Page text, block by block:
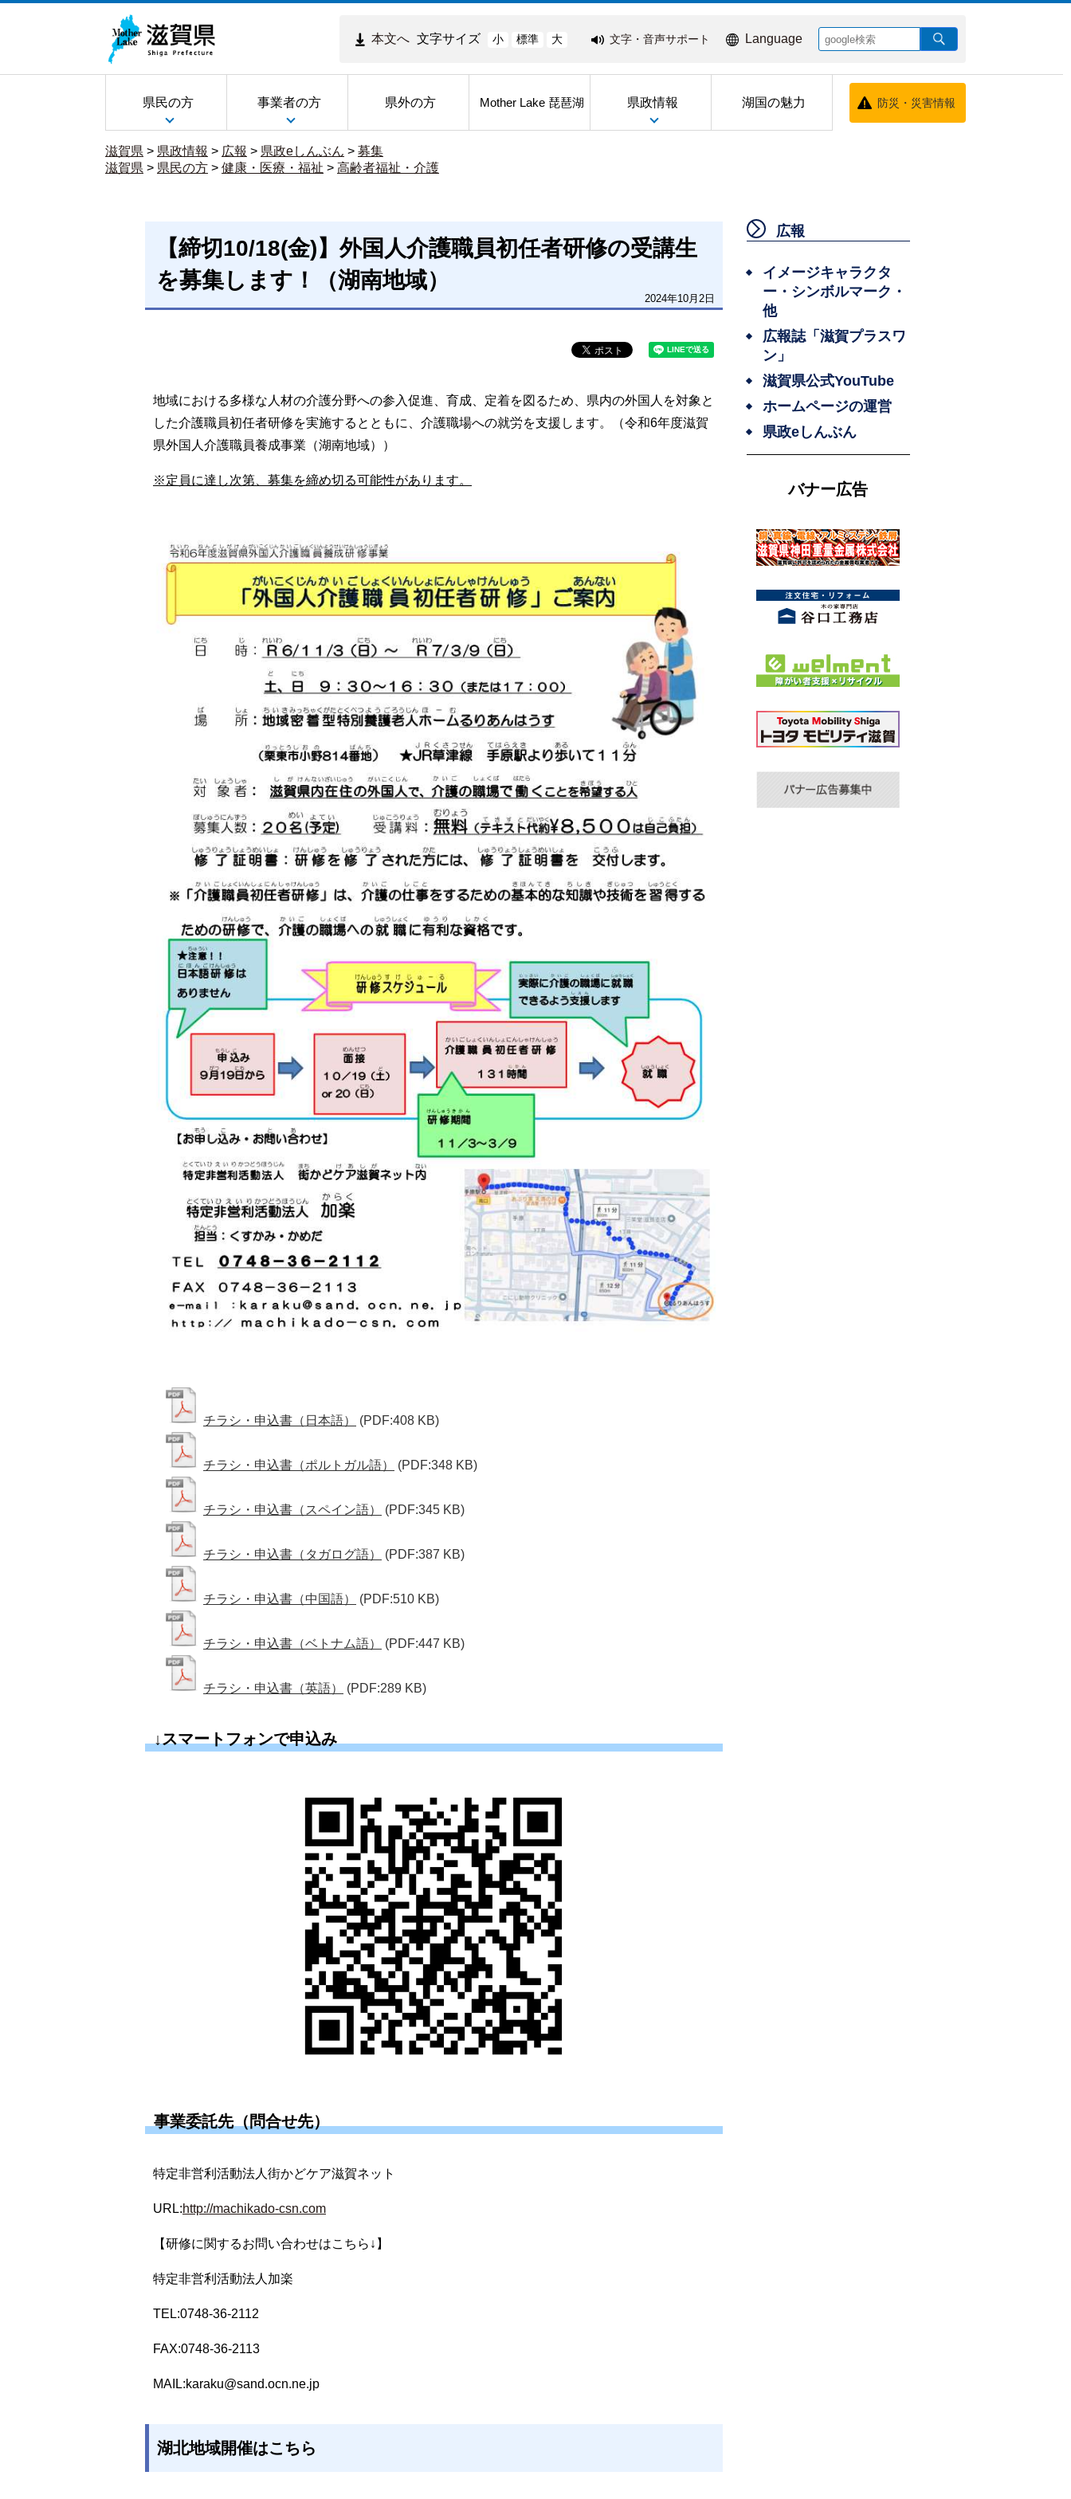
本文へ 文字サイズ 小 標準 大 文字・音声サポート Language
県民の方 事業者の方 県外の方 Mother Lake 琵琶湖 県政情報 湖国の魅力 防災・災害情報
滋賀県 > 県政情報 > 広報 > 県政eしんぶん > 募集
滋賀県 > 県民の方 > 健康・医療・福祉 > 高齢者福祉・介護
【締切10/18(金)】外国人介護職員初任者研修の受講生
を募集します！（湖南地域）
2024年10月2日
地域における多様な人材の介護分野への参入促進、育成、定着を図るため、県内の外国人を対象と
した介護職員初任者研修を実施するとともに、介護職場への就労を支援します。（令和6年度滋賀
県外国人介護職員養成事業（湖南地域））
※定員に達し次第、募集を締め切る可能性があります。
チラシ・申込書（日本語） (PDF:408 KB)
チラシ・申込書（ポルトガル語） (PDF:348 KB)
チラシ・申込書（スペイン語） (PDF:345 KB)
チラシ・申込書（タガログ語） (PDF:387 KB)
チラシ・申込書（中国語） (PDF:510 KB)
チラシ・申込書（ベトナム語） (PDF:447 KB)
チラシ・申込書（英語） (PDF:289 KB)
↓スマートフォンで申込み
事業委託先（問合せ先）
特定非営利活動法人街かどケア滋賀ネット
URL:http://machikado-csn.com
【研修に関するお問い合わせはこちら↓】
特定非営利活動法人加楽
TEL:0748-36-2112
FAX:0748-36-2113
MAIL:karaku@sand.ocn.ne.jp
湖北地域開催はこちら
広報
イメージキャラクタ
ー・シンボルマーク・
他
広報誌「滋賀プラスワ
ン」
滋賀県公式YouTube
ホームページの運営
県政eしんぶん
バナー広告